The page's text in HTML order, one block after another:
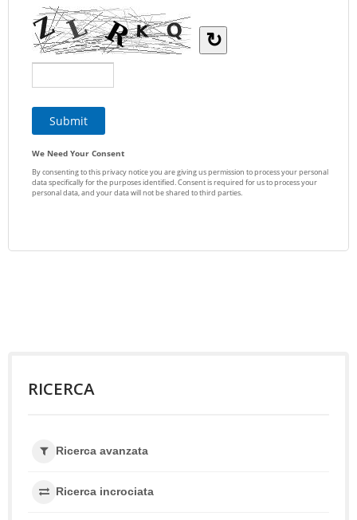
RICERCA
Ricerca avanzata
Ricerca incrociata